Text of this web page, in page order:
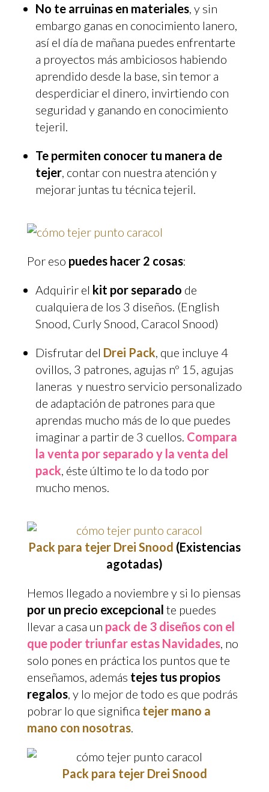
No te arruinas en materiales, y sin
embargo ganas en conocimiento lanero,
así el día de mañana puedes enfrentarte
a proyectos más ambiciosos habiendo
aprendido desde la base, sin temor a
desperdiciar el dinero, invirtiendo con
seguridad y ganando en conocimiento
tejeril.
Te permiten conocer tu manera de
tejer, contar con nuestra atención y
mejorar juntas tu técnica tejeril.
Por eso puedes hacer 2 cosas:
Adquirir el kit por separado de
cualquiera de los 3 diseños. (English
Snood, Curly Snood, Caracol Snood)
Disfrutar del Drei Pack, que incluye 4
ovillos, 3 patrones, agujas nº 15, agujas
laneras y nuestro servicio personalizado
de adaptación de patrones para que
aprendas mucho más de lo que puedes
imaginar a partir de 3 cuellos. Compara
la venta por separado y la venta del
pack, éste último te lo da todo por
mucho menos.
Pack para tejer Drei Snood (Existencias
agotadas)
Hemos llegado a noviembre y si lo piensas
por un precio excepcional te puedes
llevar a casa un pack de 3 diseños con el
que poder triunfar estas Navidades, no
solo pones en práctica los puntos que te
enseñamos, además tejes tus propios
regalos, y lo mejor de todo es que podrás
pobrar lo que significa tejer mano a
mano con nosotras.
Pack para tejer Drei Snood